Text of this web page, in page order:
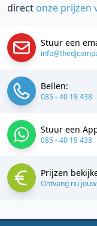
direct onze prijzen
Stuur een
Bellen:
085 - 40 19 438
Stuur een
085 - 40 19 438
Prijzen
Ontvang nu